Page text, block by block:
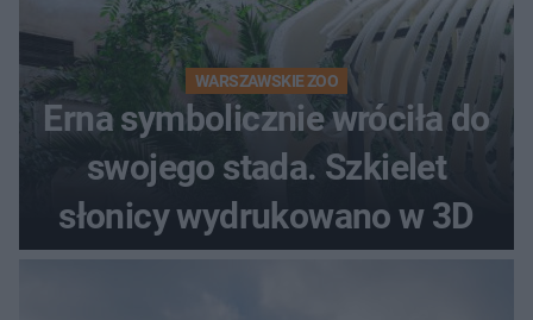
WARSZAWSKIE ZOO
Erna symbolicznie wróciła do
swojego stada. Szkielet
słonicy wydrukowano w 3D